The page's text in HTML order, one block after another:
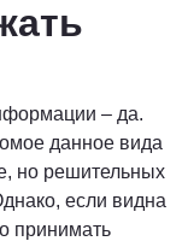
– да.
данное вида
но решительных
если видна
принимать